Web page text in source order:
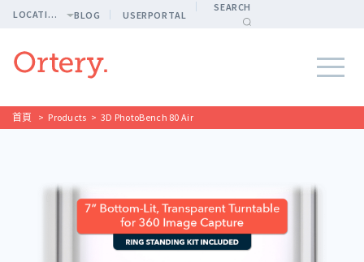
LOCATION BLOG USERPORTAL
SEARCH
首頁 > Products > 3D PhotoBench 80 Air